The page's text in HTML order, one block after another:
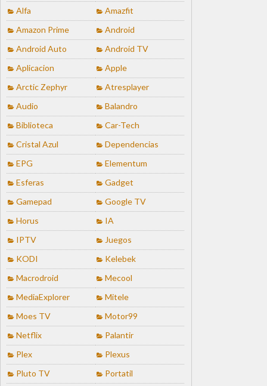
Alfa
Amazfit
Amazon Prime
Android
Android Auto
Android TV
Aplicacion
Apple
Arctic Zephyr
Atresplayer
Audio
Balandro
Biblioteca
Car-Tech
Cristal Azul
Dependencias
EPG
Elementum
Esferas
Gadget
Gamepad
Google TV
Horus
IA
IPTV
Juegos
KODI
Kelebek
Macrodroid
Mecool
MediaExplorer
Mitele
Moes TV
Motor99
Netflix
Palantir
Plex
Plexus
Pluto TV
Portatil